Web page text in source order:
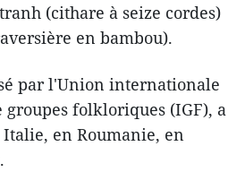
(cithare à seize cordes)
en bambou).
par l'Union internationale
groupes folkloriques (IGF), a
en Roumanie, en